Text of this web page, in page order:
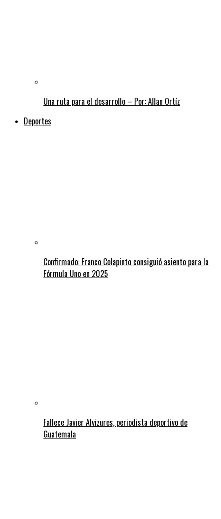
Una ruta para el desarrollo – Por: Allan Ortíz
Deportes
Confirmado: Franco Colapinto consiguió asiento para la
Fórmula Uno en 2025
Fallece Javier Alvizures, periodista deportivo de
Guatemala